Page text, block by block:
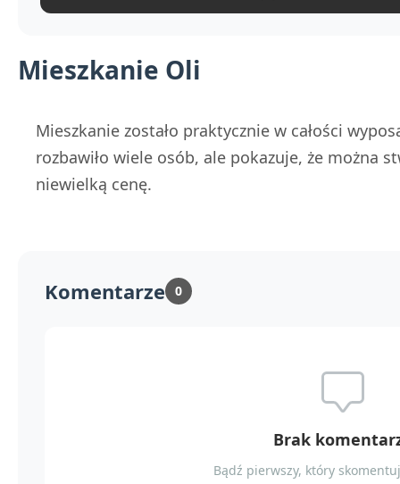
Mieszkanie Oli
Mieszkanie zostało praktycznie w całości
rozbawiło wiele osób, ale pokazuje, że można
niewielką cenę.
Komentarze 0
Brak
Bądź pierwszy, który